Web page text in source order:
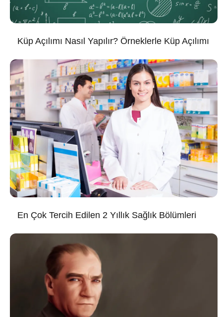
Küp Açılımı Nasıl Yapılır? Örneklerle Küp Açılımı
En Çok Tercih Edilen 2 Yıllık Sağlık Bölümleri